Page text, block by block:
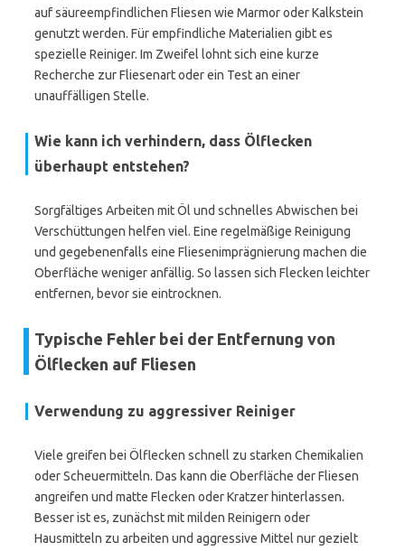
auf säureempfindlichen Fliesen wie Marmor oder Kalkstein
genutzt werden. Für empfindliche Materialien gibt es
spezielle Reiniger. Im Zweifel lohnt sich eine kurze
Recherche zur Fliesenart oder ein Test an einer
unauffälligen Stelle.
Wie kann ich verhindern, dass Ölflecken
überhaupt entstehen?
Sorgfältiges Arbeiten mit Öl und schnelles Abwischen bei
Verschüttungen helfen viel. Eine regelmäßige Reinigung
und gegebenenfalls eine Fliesenimprägnierung machen die
Oberfläche weniger anfällig. So lassen sich Flecken leichter
entfernen, bevor sie eintrocknen.
Typische Fehler bei der Entfernung von
Ölflecken auf Fliesen
Verwendung zu aggressiver Reiniger
Viele greifen bei Ölflecken schnell zu starken Chemikalien
oder Scheuermitteln. Das kann die Oberfläche der Fliesen
angreifen und matte Flecken oder Kratzer hinterlassen.
Besser ist es, zunächst mit milden Reinigern oder
Hausmitteln zu arbeiten und aggressive Mittel nur gezielt